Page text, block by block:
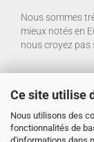
Ce site utilise
Nous utilisons des
fonctionnalités de
d'informations dans
Nous sommes
mieux notés en
nous croyez pas